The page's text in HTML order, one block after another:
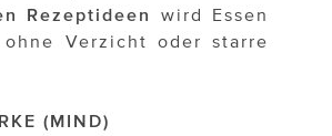
Rezeptideen
wird Essen
Verzicht oder starre
(MIND)